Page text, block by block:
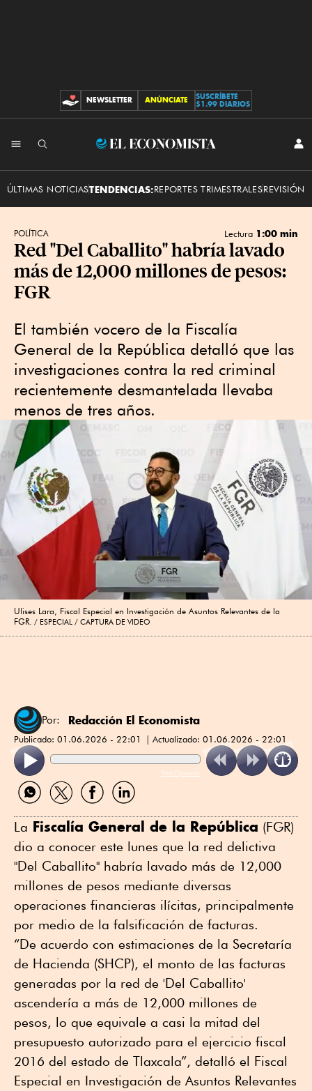
CONTRIBUCIONES
NEWSLETTER ANÚNCIATE
SUSCRÍBETE
$1.99 DIARIOS
El
ÚLTIMAS NOTICIASTENDENCIAS:REPORTES TRIMESTRALESREVISIÓN
POLÍTICA Lectura 1:00 min
Red "Del Caballito" habría lavado
más de 12,000 millones de pesos:
FGR
El también vocero de la Fiscalía
General de la República detalló que las
investigaciones contra la red criminal
recientemente desmantelada llevaba
menos de tres años.
Ulises Lara, Fiscal Especial en Investigación de Asuntos Relevantes de la
FGR.
ESPECIAL / CAPTURA DE VIDEO
Por: Redacción El Economista
Publicado: 01.06.2026 - 22:01 Actualizado: 01.06.2026 - 22:01
ReadSpeaker
Compartir
por
Compartir
por
Compartir
por
Compartir
por
La Fiscalía General de la República (FGR)
dio a conocer este lunes que la red delictiva
"Del Caballito" habría lavado más de 12,000
millones de pesos mediante diversas
operaciones financieras ilícitas, principalmente
por medio de la falsificación de facturas.
“De acuerdo con estimaciones de la Secretaría
de Hacienda (SHCP), el monto de las facturas
generadas por la red de 'Del Caballito'
ascendería a más de 12,000 millones de
pesos, lo que equivale a casi la mitad del
presupuesto autorizado para el ejercicio fiscal
2016 del estado de Tlaxcala”, detalló el Fiscal
Especial en Investigación de Asuntos Relevantes